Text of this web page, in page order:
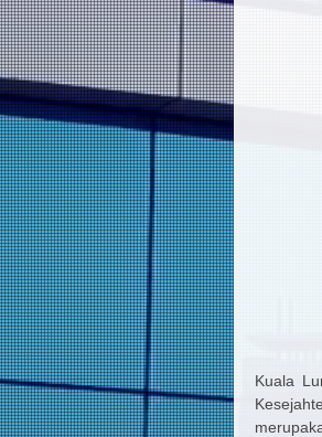
Kuala